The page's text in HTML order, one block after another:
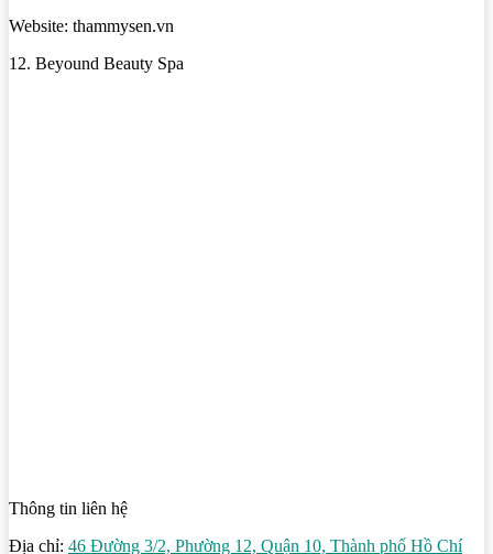
Website: thammysen.vn
12. Beyound Beauty Spa
Thông tin liên hệ
Địa chỉ: 46 Đường 3/2, Phường 12, Quận 10, Thành phố Hồ Chí